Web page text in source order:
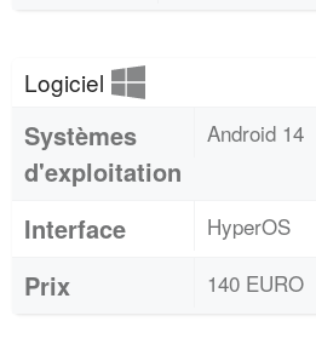
Logiciel
Systèmes
d'exploitation
Android 14
Interface HyperOS
Prix 140 EURO